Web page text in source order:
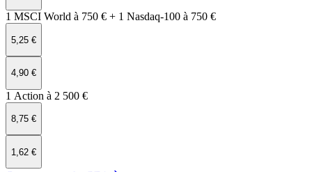
1 MSCI World à 750 € + 1 Nasdaq‑100 à 750 €
5,25 €
4,90 €
1 Action à 2 500 €
8,75 €
1,62 €